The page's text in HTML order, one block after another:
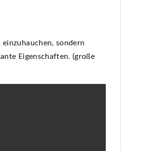
sondern
Eigenschaften. (große